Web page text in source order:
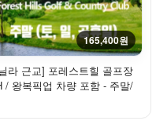
165,400원
라 근교] 포레스트힐 골프장
/ 왕복픽업 차량 포함 - 주말/